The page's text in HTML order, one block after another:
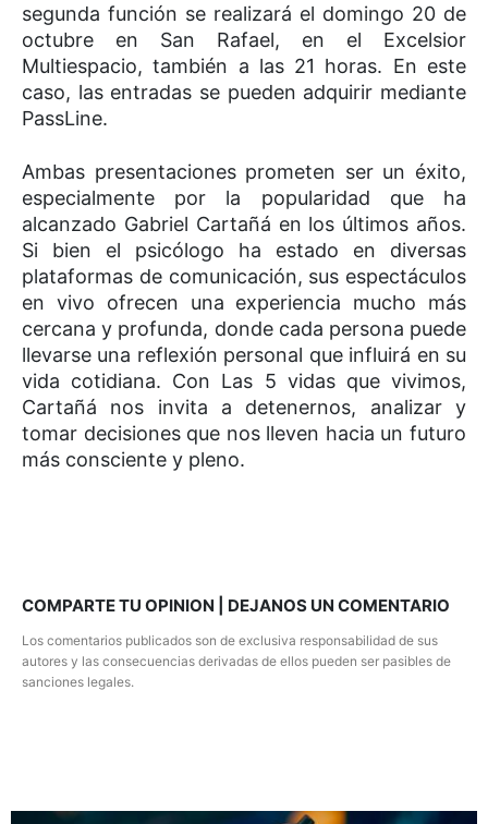
segunda función se realizará el domingo 20 de
octubre en San Rafael, en el Excelsior
Multiespacio, también a las 21 horas. En este
caso, las entradas se pueden adquirir mediante
PassLine.
Ambas presentaciones prometen ser un éxito,
especialmente por la popularidad que ha
alcanzado Gabriel Cartañá en los últimos años.
Si bien el psicólogo ha estado en diversas
plataformas de comunicación, sus espectáculos
en vivo ofrecen una experiencia mucho más
cercana y profunda, donde cada persona puede
llevarse una reflexión personal que influirá en su
vida cotidiana. Con Las 5 vidas que vivimos,
Cartañá nos invita a detenernos, analizar y
tomar decisiones que nos lleven hacia un futuro
más consciente y pleno.
COMPARTE TU OPINION | DEJANOS UN COMENTARIO
Los comentarios publicados son de exclusiva responsabilidad de sus
autores y las consecuencias derivadas de ellos pueden ser pasibles de
sanciones legales.